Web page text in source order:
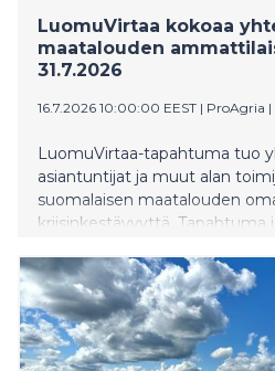
LuomuVirtaa kokoaa
maatalouden
31.7.2026
16.7.2026 10:00:00 EEST | ProAgria |
LuomuVirtaa-tapahtuma tuo
asiantuntijat ja muut alan
suomalaisen maatalouden
kriisinkestävyyttä. Tapahtuma
Iisalmi), joka tarjoaa loistavat
käytännönläheiselle ohjelmalle.